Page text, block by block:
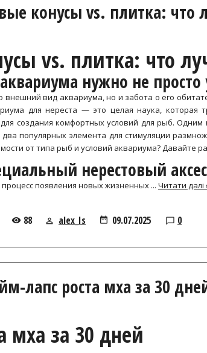
конусы vs. плитка: что
vs. плитка: что
нужно не
вид аквариума, но и забота о его
для нереста — это целая наука, которая
создания комфортных условий для рыб. Одним
популярных элемента для стимуляции
от типа рыб и условий аквариума? Давайте
нерестовый
появления новых жизненных ... Читати далі
88 alex_Is 09.07.2025 0
лапс роста мха за 30
мха за 30 дней